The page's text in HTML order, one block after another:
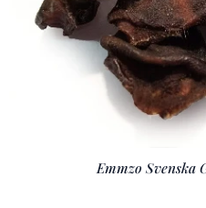
Emmzo Svenska